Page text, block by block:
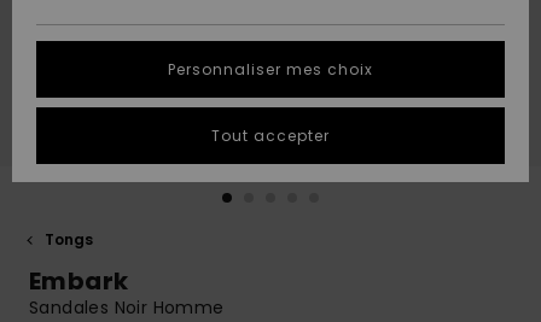
A
Découvrir
A
Découvrir
tailles
conversation
à votre
QUIKSILVER
Tongs
Embark
Sandales Noir Homme
Personnaliser mes choix
Tout accepter